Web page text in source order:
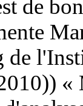
de
de
«